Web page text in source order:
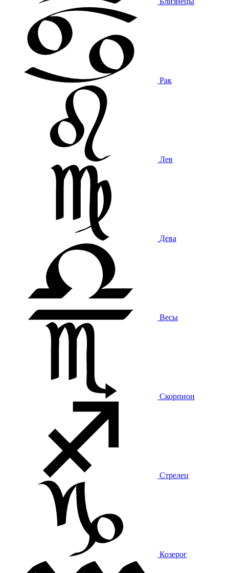
Рак
Лев
Дева
Весы
Скорпион
Стрелец
Козерог